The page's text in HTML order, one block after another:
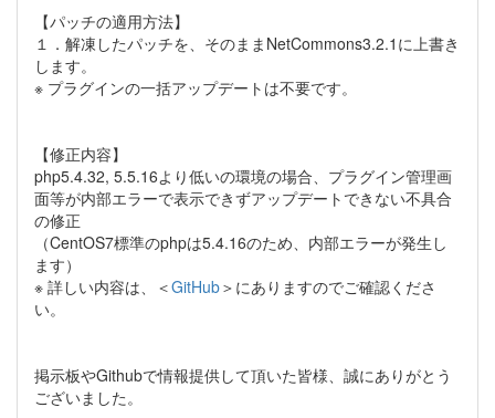
【パッチの適用方法】
１．解凍したパッチを、そのままNetCommons3.2.1に上書き
します。
※ プラグインの一括アップデートは不要です。
【修正内容】
php5.4.32, 5.5.16より低いの環境の場合、プラグイン管理画
面等が内部エラーで表示できずアップデートできない不具合
の修正
（CentOS7標準のphpは5.4.16のため、内部エラーが発生し
ます）
※ 詳しい内容は、＜GitHub＞にありますのでご確認くださ
い。
掲示板やGithubで情報提供して頂いた皆様、誠にありがとう
ございました。